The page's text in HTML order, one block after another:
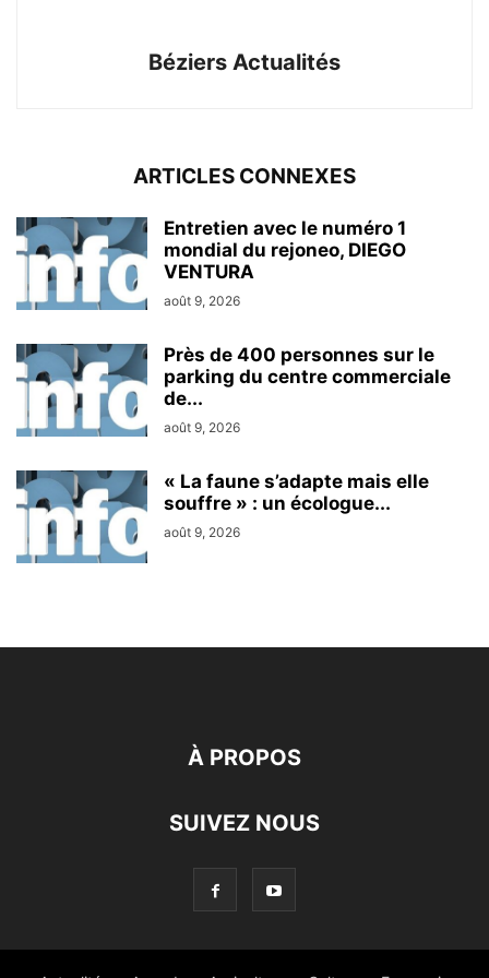
Béziers Actualités
ARTICLES CONNEXES
Entretien avec le numéro 1
mondial du rejoneo, DIEGO
VENTURA
août 9, 2026
Près de 400 personnes sur le
parking du centre commerciale
de...
août 9, 2026
« La faune s’adapte mais elle
souffre » : un écologue...
août 9, 2026
À PROPOS
SUIVEZ NOUS